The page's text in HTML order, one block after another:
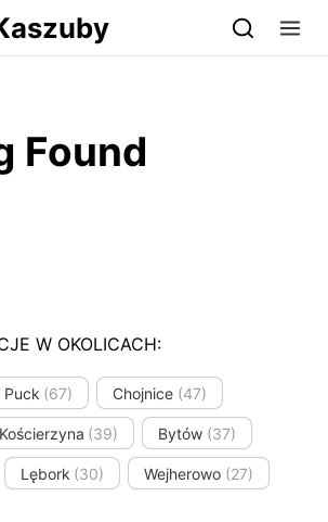
Found
W OKOLICACH:
Puck (67) Chojnice (47)
Kościerzyna (39) Bytów (37)
Lębork (30) Wejherowo (27)